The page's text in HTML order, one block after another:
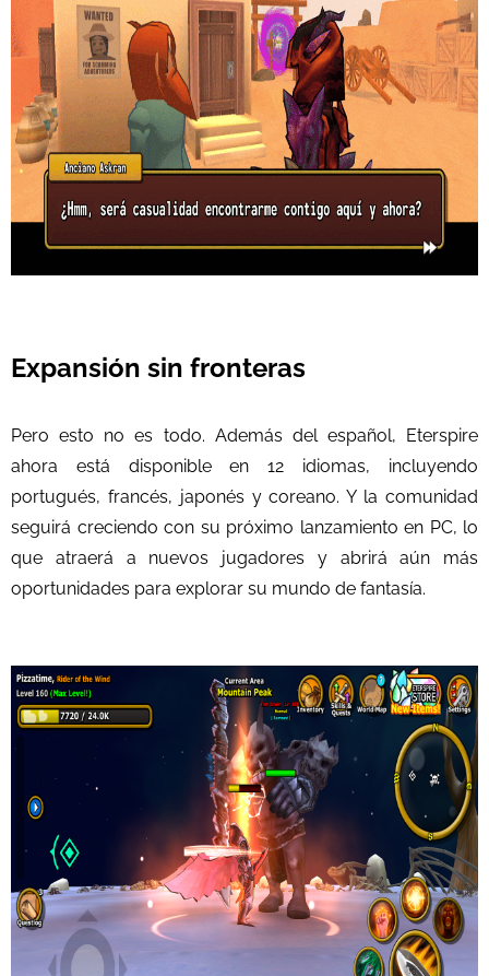
Expansión sin fronteras
Pero esto no es todo. Además del español, Eterspire
ahora está disponible en 12 idiomas, incluyendo
portugués, francés, japonés y coreano. Y la comunidad
seguirá creciendo con su próximo lanzamiento en PC, lo
que atraerá a nuevos jugadores y abrirá aún más
oportunidades para explorar su mundo de fantasía.